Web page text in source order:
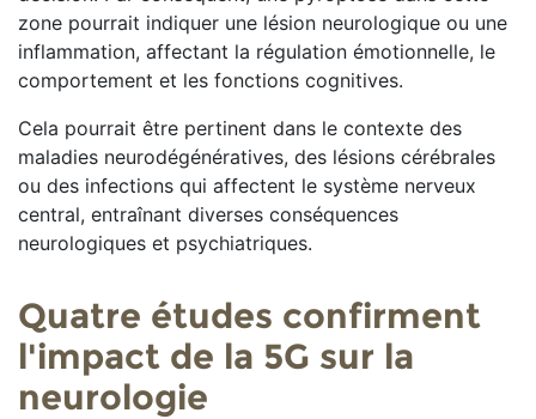
zone pourrait indiquer une lésion neurologique ou une
inflammation, affectant la régulation émotionnelle, le
comportement et les fonctions cognitives.
Cela pourrait être pertinent dans le contexte des
maladies neurodégénératives, des lésions cérébrales
ou des infections qui affectent le système nerveux
central, entraînant diverses conséquences
neurologiques et psychiatriques.
Quatre études confirment
l'impact de la 5G sur la
neurologie